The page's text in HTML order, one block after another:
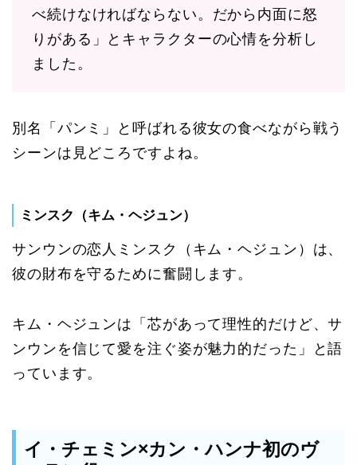
べ続けなければならない。だから内面に怒
りがある」とキャラクターの心情を分析し
ました。
別名「パンミ」と呼ばれる彼女の食べながら戦う
シーンは見どころですよね。
ミンスク（キム・ヘジュン）
サンウンの恋人ミンスク（キム・ヘジュン）は、
彼の財布を守るために奮闘します。
キム・ヘジュンは「芯があって理性的だけど、サ
ンウンを信じて愛を注ぐ姿が魅力的だった」と語
っています。
イ・チェミン×カン・ハンナ初のヴ